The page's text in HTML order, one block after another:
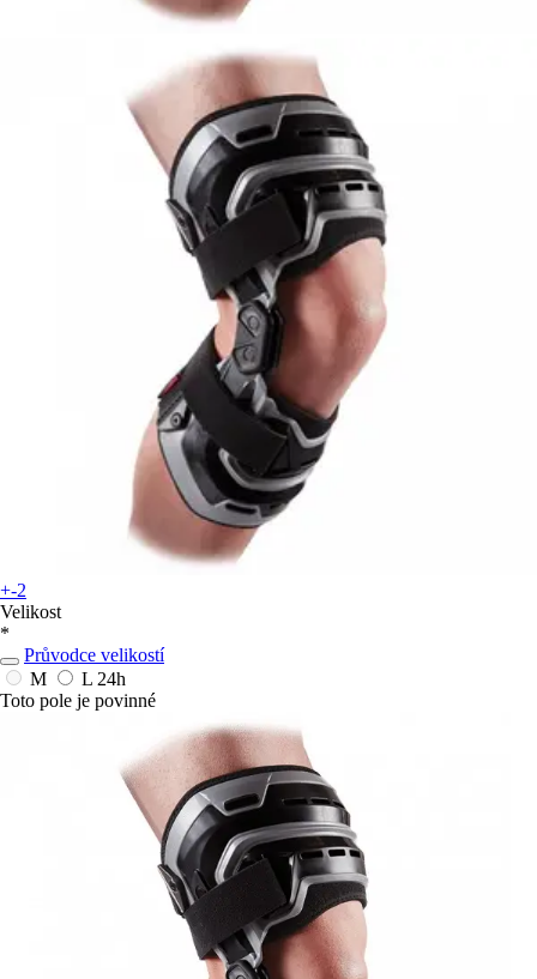
+-2
Velikost
*
Průvodce velikostí
M
L 24h
Toto pole je povinné